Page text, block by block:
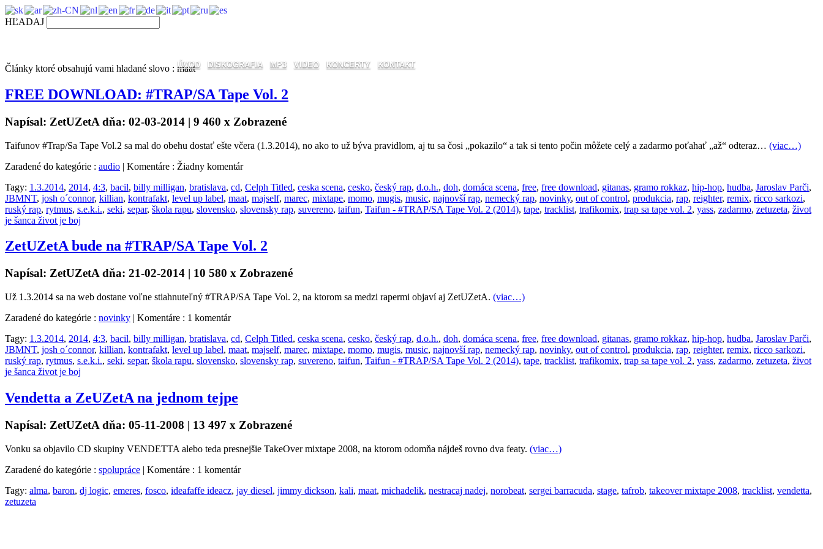
ÚVOD DISKOGRAFIA MP3 VIDEO KONCERTY KONTAKT
HĽADAJ
Články ktoré obsahujú vami hladané slovo : maat
FREE DOWNLOAD: #TRAP/SA Tape Vol. 2
Napísal: ZetUZetA dňa: 02-03-2014 | 9 460 x Zobrazené
Taifunov #Trap/Sa Tape Vol.2 sa mal do obehu dostať ešte včera (1.3.2014), no ako to už býva pravidlom, aj tu sa čosi „pokazilo“ a tak si tento počin môžete celý a zadarmo poťahať „až“ odteraz… (viac…)
Zaradené do kategórie : audio | Komentáre : Žiadny komentár
Tagy: 1.3.2014, 2014, 4:3, bacil, billy milligan, bratislava, cd, Celph Titled, ceska scena, cesko, český rap, d.o.h., doh, domáca scena, free, free download, gitanas, gramo rokkaz, hip-hop, hudba, Jaroslav Parči,
JBMNT, josh o´connor, killian, kontrafakt, level up label, maat, majself, marec, mixtape, momo, mugis, music, najnovší rap, nemecký rap, novinky, out of control, produkcia, rap, reighter, remix, ricco sarkozi,
ruský rap, rytmus, s.e.k.i., seki, separ, škola rapu, slovensko, slovensky rap, suvereno, taifun, Taifun - #TRAP/SA Tape Vol. 2 (2014), tape, tracklist, trafikomix, trap sa tape vol. 2, yass, zadarmo, zetuzeta, život
je šanca život je boj
ZetUZetA bude na #TRAP/SA Tape Vol. 2
Napísal: ZetUZetA dňa: 21-02-2014 | 10 580 x Zobrazené
Už 1.3.2014 sa na web dostane voľne stiahnuteľný #TRAP/SA Tape Vol. 2, na ktorom sa medzi rapermi objaví aj ZetUZetA. (viac…)
Zaradené do kategórie : novinky | Komentáre : 1 komentár
Tagy: 1.3.2014, 2014, 4:3, bacil, billy milligan, bratislava, cd, Celph Titled, ceska scena, cesko, český rap, d.o.h., doh, domáca scena, free, free download, gitanas, gramo rokkaz, hip-hop, hudba, Jaroslav Parči,
JBMNT, josh o´connor, killian, kontrafakt, level up label, maat, majself, marec, mixtape, momo, mugis, music, najnovší rap, nemecký rap, novinky, out of control, produkcia, rap, reighter, remix, ricco sarkozi,
ruský rap, rytmus, s.e.k.i., seki, separ, škola rapu, slovensko, slovensky rap, suvereno, taifun, Taifun - #TRAP/SA Tape Vol. 2 (2014), tape, tracklist, trafikomix, trap sa tape vol. 2, yass, zadarmo, zetuzeta, život
je šanca život je boj
Vendetta a ZeUZetA na jednom tejpe
Napísal: ZetUZetA dňa: 05-11-2008 | 13 497 x Zobrazené
Vonku sa objavilo CD skupiny VENDETTA alebo teda presnejšie TakeOver mixtape 2008, na ktorom odomňa nájdeš rovno dva featy. (viac…)
Zaradené do kategórie : spolupráce | Komentáre : 1 komentár
Tagy: alma, baron, dj logic, emeres, fosco, ideafaffe ideacz, jay diesel, jimmy dickson, kali, maat, michadelik, nestracaj nadej, norobeat, sergei barracuda, stage, tafrob, takeover mixtape 2008, tracklist, vendetta,
zetuzeta